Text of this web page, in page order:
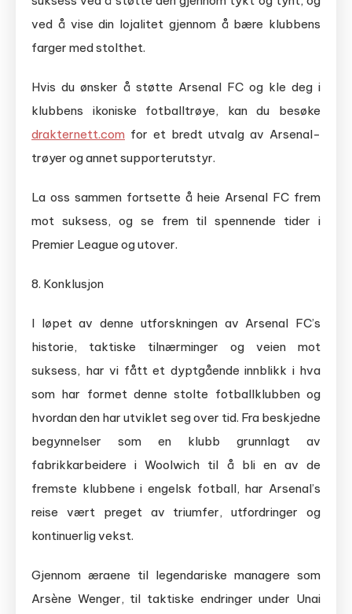
ved å vise din lojalitet gjennom å bære klubbens
farger med stolthet.
Hvis du ønsker å støtte Arsenal FC og kle deg i
klubbens ikoniske fotballtrøye, kan du besøke
drakternett.com for et bredt utvalg av Arsenal-
trøyer og annet supporterutstyr.
La oss sammen fortsette å heie Arsenal FC frem
mot suksess, og se frem til spennende tider i
Premier League og utover.
8. Konklusjon
I løpet av denne utforskningen av Arsenal FC’s
historie, taktiske tilnærminger og veien mot
suksess, har vi fått et dyptgående innblikk i hva
som har formet denne stolte fotballklubben og
hvordan den har utviklet seg over tid. Fra beskjedne
begynnelser som en klubb grunnlagt av
fabrikkarbeidere i Woolwich til å bli en av de
fremste klubbene i engelsk fotball, har Arsenal’s
reise vært preget av triumfer, utfordringer og
kontinuerlig vekst.
Gjennom æraene til legendariske managere som
Arsène Wenger, til taktiske endringer under Unai